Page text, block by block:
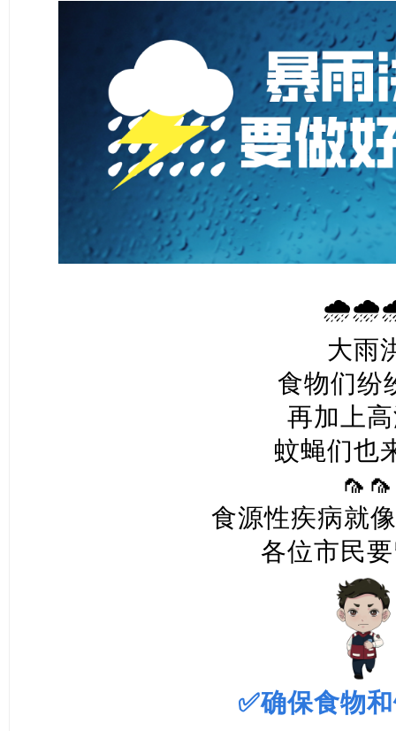
大雨
食物们纷
再加上
蚊蝇们也
食源性疾病就
各位市民
✅确保食物